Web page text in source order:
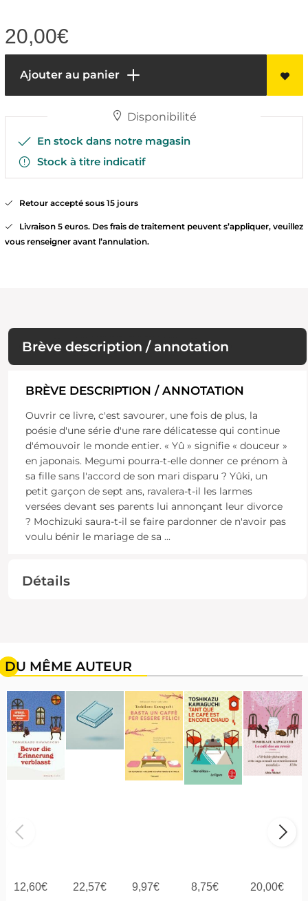
20,00€
Ajouter au panier
Disponibilité
En stock dans notre magasin
Stock à titre indicatif
Retour accepté sous 15 jours
Livraison 5 euros. Des frais de traitement peuvent s’appliquer, veuillez
vous renseigner avant l’annulation.
Brève description / annotation
BRÈVE DESCRIPTION / ANNOTATION
Ouvrir ce livre, c'est savourer, une fois de plus, la
poésie d'une série d'une rare délicatesse qui continue
d'émouvoir le monde entier. « Yû » signifie « douceur »
en japonais. Megumi pourra-t-elle donner ce prénom à
sa fille sans l'accord de son mari disparu ? Yûki, un
petit garçon de sept ans, ravalera-t-il les larmes
versées devant ses parents lui annonçant leur divorce
? Mochizuki saura-t-il se faire pardonner de n'avoir pas
voulu bénir le mariage de sa ...
Détails
DU MÊME AUTEUR
12,60€ 22,57€ 9,97€ 8,75€ 20,00€